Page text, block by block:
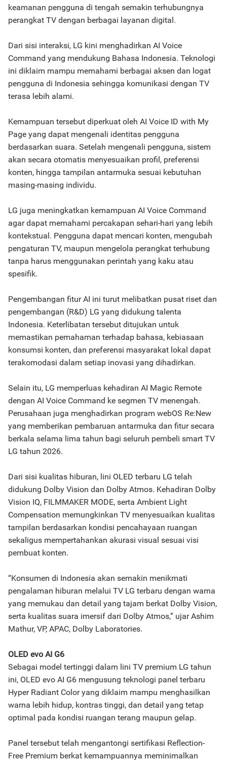
keamanan pengguna di tengah semakin terhubungnya
perangkat TV dengan berbagai layanan digital.
Dari sisi interaksi, LG kini menghadirkan AI Voice
Command yang mendukung Bahasa Indonesia. Teknologi
ini diklaim mampu memahami berbagai aksen dan logat
pengguna di Indonesia sehingga komunikasi dengan TV
terasa lebih alami.
Kemampuan tersebut diperkuat oleh AI Voice ID with My
Page yang dapat mengenali identitas pengguna
berdasarkan suara. Setelah mengenali pengguna, sistem
akan secara otomatis menyesuaikan profil, preferensi
konten, hingga tampilan antarmuka sesuai kebutuhan
masing-masing individu.
LG juga meningkatkan kemampuan AI Voice Command
agar dapat memahami percakapan sehari-hari yang lebih
kontekstual. Pengguna dapat mencari konten, mengubah
pengaturan TV, maupun mengelola perangkat terhubung
tanpa harus menggunakan perintah yang kaku atau
spesifik.
Pengembangan fitur AI ini turut melibatkan pusat riset dan
pengembangan (R&D) LG yang didukung talenta
Indonesia. Keterlibatan tersebut ditujukan untuk
memastikan pemahaman terhadap bahasa, kebiasaan
konsumsi konten, dan preferensi masyarakat lokal dapat
terakomodasi dalam setiap inovasi yang dihadirkan.
Selain itu, LG memperluas kehadiran AI Magic Remote
dengan AI Voice Command ke segmen TV menengah.
Perusahaan juga menghadirkan program webOS Re:New
yang memberikan pembaruan antarmuka dan fitur secara
berkala selama lima tahun bagi seluruh pembeli smart TV
LG tahun 2026.
Dari sisi kualitas hiburan, lini OLED terbaru LG telah
didukung Dolby Vision dan Dolby Atmos. Kehadiran Dolby
Vision IQ, FILMMAKER MODE, serta Ambient Light
Compensation memungkinkan TV menyesuaikan kualitas
tampilan berdasarkan kondisi pencahayaan ruangan
sekaligus mempertahankan akurasi visual sesuai visi
pembuat konten.
“Konsumen di Indonesia akan semakin menikmati
pengalaman hiburan melalui TV LG terbaru dengan warna
yang memukau dan detail yang tajam berkat Dolby Vision,
serta kualitas suara imersif dari Dolby Atmos,” ujar Ashim
Mathur, VP, APAC, Dolby Laboratories.
OLED evo AI G6
Sebagai model tertinggi dalam lini TV premium LG tahun
ini, OLED evo AI G6 mengusung teknologi panel terbaru
Hyper Radiant Color yang diklaim mampu menghasilkan
warna lebih hidup, kontras tinggi, dan detail yang tetap
optimal pada kondisi ruangan terang maupun gelap.
Panel tersebut telah mengantongi sertifikasi Reflection-
Free Premium berkat kemampuannya meminimalkan